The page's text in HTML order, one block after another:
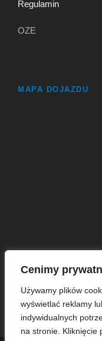
Cenimy
Używamy plików
wyświetlać reklamy
indywidualnych
na stronie. Kliknięcie
Regulamin
OZE
MAPA DOJAZDU